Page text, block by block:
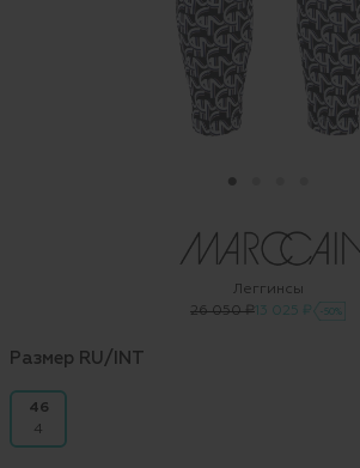
Леггинсы
26 050 ₽ 13 025 ₽ -50%
Размер RU/INT
46
4